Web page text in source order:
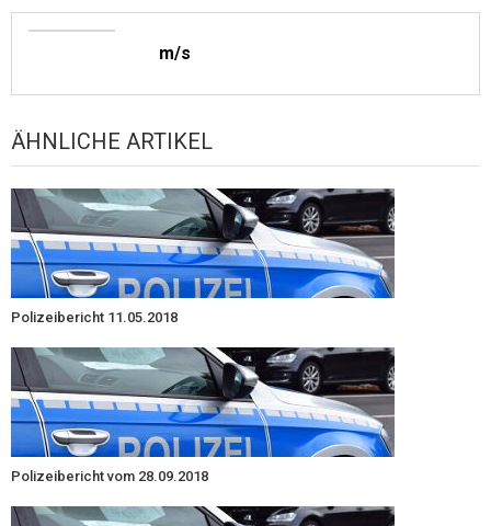
m/s
ÄHNLICHE ARTIKEL
Polizeibericht 11.05.2018
Polizeibericht vom 28.09.2018